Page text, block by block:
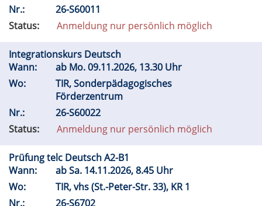
Nr.:
26-S60011
Status:
Anmeldung nur persönlich möglich
Integrationskurs Deutsch
Wann:
ab Mo.09.11.2026, 13.30 Uhr
Wo:
TIR, Sonderpädagogisches
Förderzentrum
Nr.:
26-S60022
Status:
Anmeldung nur persönlich möglich
Prüfung telc Deutsch A2-B1
Wann:
abSa. 14.11.2026, 8.45 Uhr
Wo:
TIR, vhs (St.-Peter-Str. 33), KR 1
Nr.:
26-S6702